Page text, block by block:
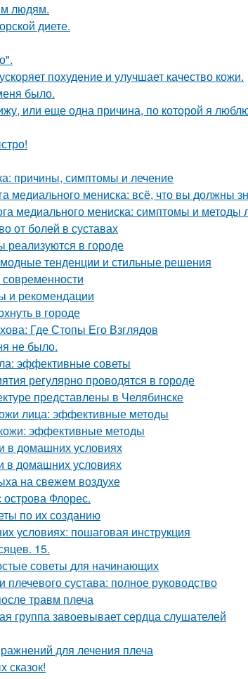
людям.
диете.
похудение и улучшает качество кожи.
было.
или еще одна причина, по которой я
причины, симптомы и лечение
медиального мениска: всё, что вы должны
медиального мениска: симптомы и методы
от болей в суставах
реализуются в городе
тенденции и стильные решения
и рекомендации
в городе
Где Стопы Его Взглядов
не было.
эффективные советы
регулярно проводятся в городе
представлены в Челябинске
лица: эффективные методы
кожи: эффективные методы
в домашних условиях
в домашних условиях
на свежем воздухе
Флорес.
по их созданию
условиях: пошаговая инструкция
15.
советы для начинающих
сустава: полное руководство
травм плеча
группа завоевывает сердца слушателей
для лечения плеча
сказок!